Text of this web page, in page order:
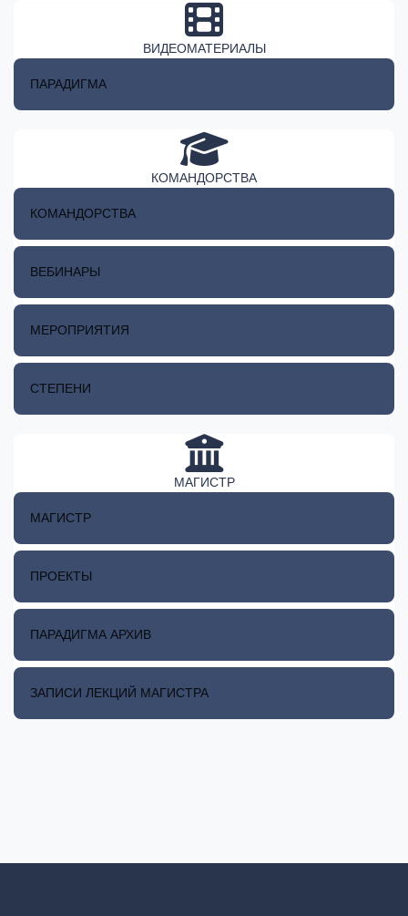
ВИДЕОМАТЕРИАЛЫ
ПАРАДИГМА
КОМАНДОРСТВА
КОМАНДОРСТВА
ВЕБИНАРЫ
МЕРОПРИЯТИЯ
СТЕПЕНИ
МАГИСТР
МАГИСТР
ПРОЕКТЫ
ПАРАДИГМА АРХИВ
ЗАПИСИ ЛЕКЦИЙ МАГИСТРА